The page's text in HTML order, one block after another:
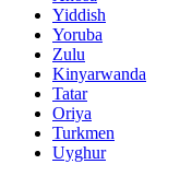
Yiddish
Yoruba
Zulu
Kinyarwanda
Tatar
Oriya
Turkmen
Uyghur